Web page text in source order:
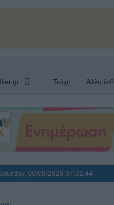
Τεύχη Άλλα
08/08/2026 07:31:45